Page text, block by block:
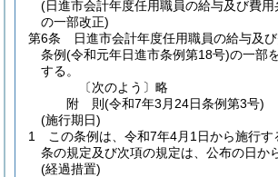
(日進市会計年度任用職員の給与及び費用
の一部改正)
第6条
日進市会計年度任用職員の給与及
条例(令和元年日進市条例第18号)の一部
する。
〔次のよう〕略
附 則(令和7年3月24日条例第3号)
(施行期日)
1
この条例は、令和7年4月1日から施行す
条の規定及び次項の規定は、公布の日か
(経過措置)